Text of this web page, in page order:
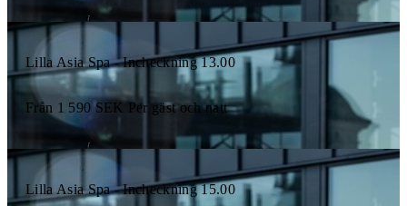
Lilla Asia Spa - Incheckning 13.00
Från 1 590 SEK Per gäst och natt
Lilla Asia Spa - Incheckning 15.00